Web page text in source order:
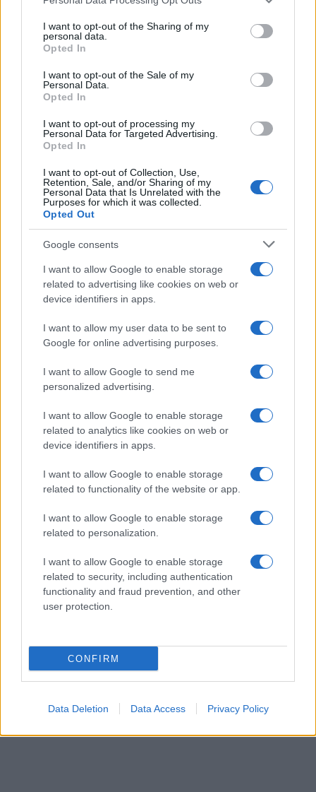
not limited to your visit or usage behaviour. You may click to
grant or deny consent to Google and its third-party tags to
use your data for below specified purposes in below Google
consent section.
I want to opt-out of the Sharing of my
personal data.
Opted In
I want to opt-out of the Sale of my
Personal Data.
Opted In
I want to opt-out of processing my
Personal Data for Targeted Advertising.
Opted In
I want to opt-out of Collection, Use,
Retention, Sale, and/or Sharing of my
Personal Data that Is Unrelated with the
Purposes for which it was collected.
Opted Out
Google consents
I want to allow Google to enable storage
related to advertising like cookies on web or
device identifiers in apps.
I want to allow my user data to be sent to
Google for online advertising purposes.
I want to allow Google to send me
personalized advertising.
I want to allow Google to enable storage
related to analytics like cookies on web or
device identifiers in apps.
I want to allow Google to enable storage
related to functionality of the website or app.
I want to allow Google to enable storage
related to personalization.
I want to allow Google to enable storage
related to security, including authentication
functionality and fraud prevention, and other
user protection.
CONFIRM
Data Deletion Data Access Privacy Policy
tiendas especializadas; la cuarta ciudad más
grande de Austria es una excursión de un día
desde Viena que no debe perderse.
Valle de Wachau
Ya sea en bicicleta, en coche o en un crucero por
universalmente como uno de los paisajes más
pintorescos de Austria. Todo el valle está
rodeado de castillos, viñedos y pintorescos
pueblos. El valle comienza al oeste de Viena y se
extiende a lo largo de 40 km entre las ciudades
de Krems y Melk. Los viñedos del valle de
Wachau producen algunos de los mejores vinos
de Austria, y la bonita ciudad de Dürnstein es un
lugar ideal para detenerse y probar las
son todo lo que queda del lugar donde el rey
Ricardo Corazón de León de Inglaterra fue
encarcelado en el siglo XII.
AUTOR
Redacción Viajar365.com